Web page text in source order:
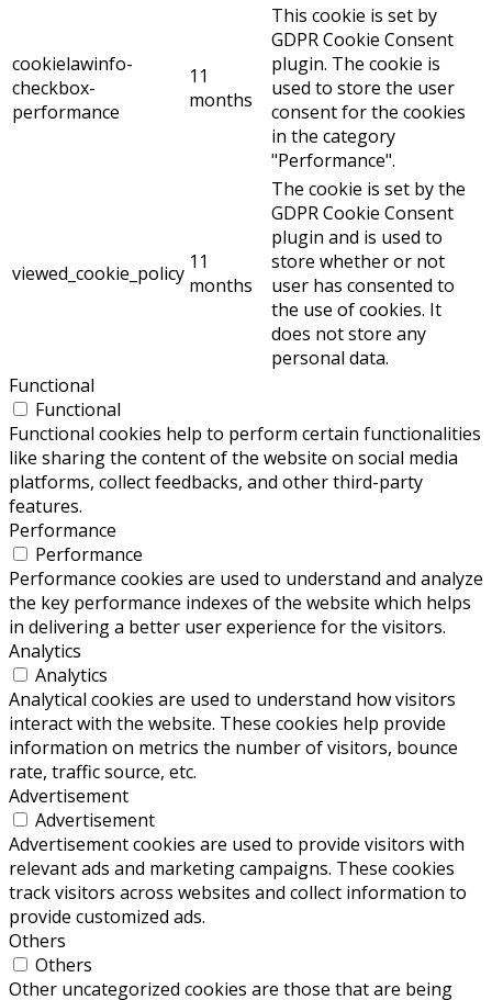
cookielawinfo-
checkbox-
performance
11
months
This cookie is set by
GDPR Cookie Consent
plugin. The cookie is
used to store the user
consent for the cookies
in the category
"Performance".
viewed_cookie_policy 11
months
The cookie is set by the
GDPR Cookie Consent
plugin and is used to
store whether or not
user has consented to
the use of cookies. It
does not store any
personal data.
Functional
Functional
Functional cookies help to perform certain functionalities
like sharing the content of the website on social media
platforms, collect feedbacks, and other third-party
features.
Performance
Performance
Performance cookies are used to understand and analyze
the key performance indexes of the website which helps
in delivering a better user experience for the visitors.
Analytics
Analytics
Analytical cookies are used to understand how visitors
interact with the website. These cookies help provide
information on metrics the number of visitors, bounce
rate, traffic source, etc.
Advertisement
Advertisement
Advertisement cookies are used to provide visitors with
relevant ads and marketing campaigns. These cookies
track visitors across websites and collect information to
provide customized ads.
Others
Others
Other uncategorized cookies are those that are being